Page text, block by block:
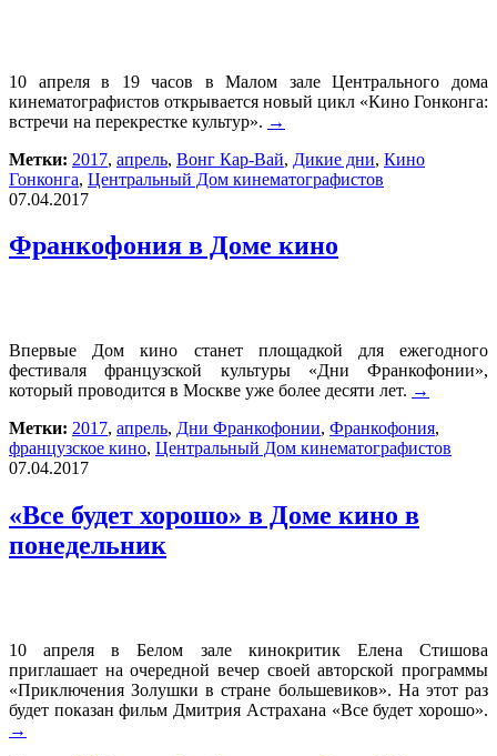
10 апреля в 19 часов в Малом зале Центрального дома
кинематографистов открывается новый цикл «Кино Гонконга:
встречи на перекрестке культур». →
Метки: 2017, апрель, Вонг Кар-Вай, Дикие дни, Кино
Гонконга, Центральный Дом кинематографистов
07.04.2017
Франкофония в Доме кино
Впервые Дом кино станет площадкой для ежегодного
фестиваля французской культуры «Дни Франкофонии»,
который проводится в Москве уже более десяти лет. →
Метки: 2017, апрель, Дни Франкофонии, Франкофония,
французское кино, Центральный Дом кинематографистов
07.04.2017
«Все будет хорошо» в Доме кино в
понедельник
10 апреля в Белом зале кинокритик Елена Стишова
приглашает на очередной вечер своей авторской программы
«Приключения Золушки в стране большевиков». На этот раз
будет показан фильм Дмитрия Астрахана «Все будет хорошо».
→